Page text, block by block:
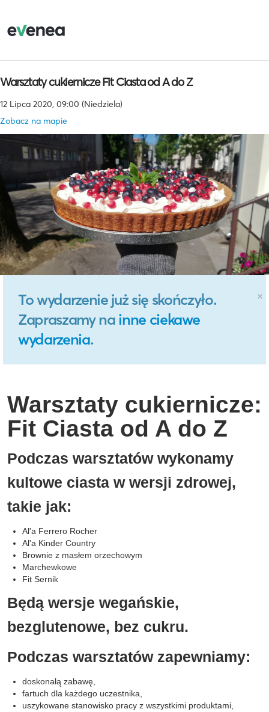
Warsztaty cukiernicze Fit Ciasta od A do Z
12 Lipca 2020, 09:00 (Niedziela)
Zobacz na mapie
×
To wydarzenie już się skończyło.
Zapraszamy na inne ciekawe
wydarzenia.
Warsztaty cukiernicze:
Fit Ciasta od A do Z
Podczas warsztatów wykonamy
kultowe ciasta w wersji zdrowej,
takie jak:
Al'a Ferrero Rocher
Al'a Kinder Country
Brownie z masłem orzechowym
Marchewkowe
Fit Sernik
Będą wersje wegańskie,
bezglutenowe, bez cukru.
Podczas warsztatów zapewniamy:
doskonałą zabawę,
fartuch dla każdego uczestnika,
uszykowane stanowisko pracy z wszystkimi produktami,